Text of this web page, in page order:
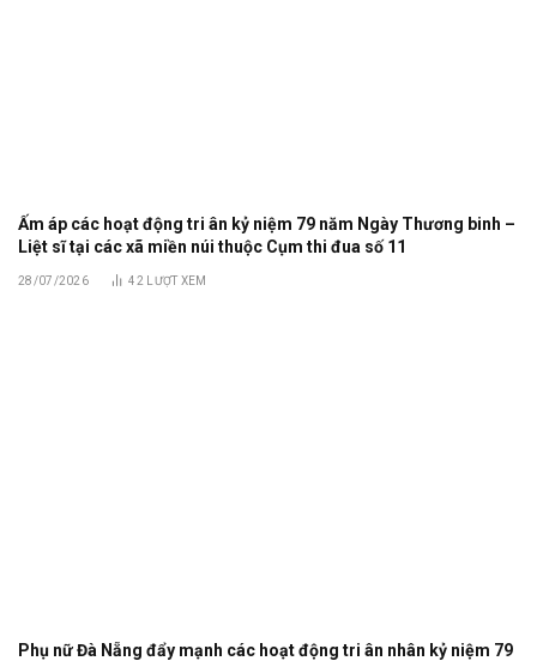
Ấm áp các hoạt động tri ân kỷ niệm 79 năm Ngày Thương binh –
Liệt sĩ tại các xã miền núi thuộc Cụm thi đua số 11
28/07/2026 42 LƯỢT XEM
Phụ nữ Đà Nẵng đẩy mạnh các hoạt động tri ân nhân kỷ niệm 79